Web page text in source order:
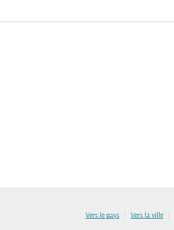
Vers le pays | Vers la ville |